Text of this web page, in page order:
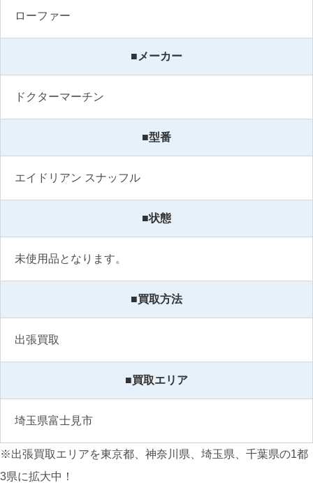
ローファー
■メーカー
ドクターマーチン
■型番
エイドリアン スナッフル
■状態
未使用品となります。
■買取方法
出張買取
■買取エリア
埼玉県富士見市
※出張買取エリアを東京都、神奈川県、埼玉県、千葉県の1都
3県に拡大中！